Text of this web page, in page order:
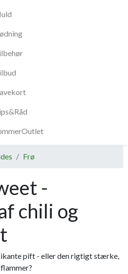
Frø
-
chili og
pift - eller den rigtigt stærke,